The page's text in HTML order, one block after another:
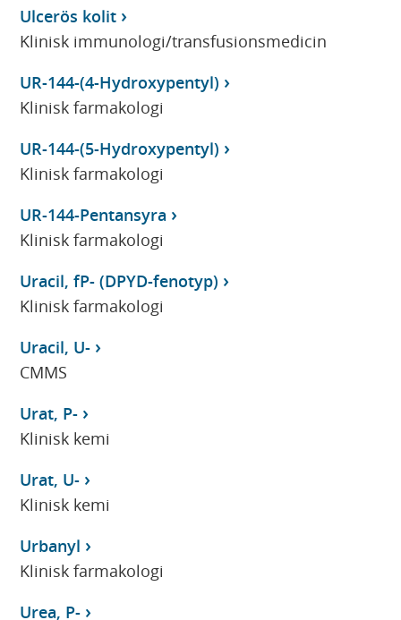
Ulcerös kolit
Klinisk immunologi/transfusionsmedicin
UR-144-(4-Hydroxypentyl)
Klinisk farmakologi
UR-144-(5-Hydroxypentyl)
Klinisk farmakologi
UR-144-Pentansyra
Klinisk farmakologi
Uracil, fP- (DPYD-fenotyp)
Klinisk farmakologi
Uracil, U-
CMMS
Urat, P-
Klinisk kemi
Urat, U-
Klinisk kemi
Urbanyl
Klinisk farmakologi
Urea, P-